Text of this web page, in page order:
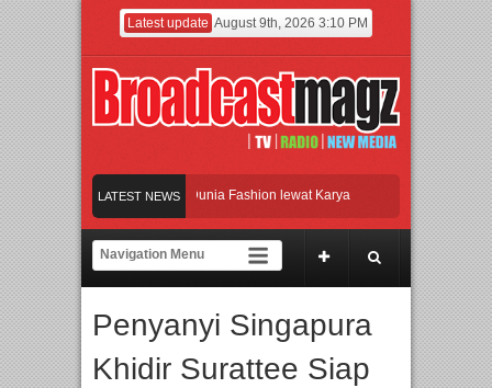
Latest update August 9th, 2026 3:10 PM
LATEST NEWS
Jaga Eksistensi di Dunia Fashion lewat Karya
Riset untuk Cetak Talenta Unggul Band Britpop Asal Bogor Piknik Rilis
Penyanyi Singapura
Khidir Surattee Siap